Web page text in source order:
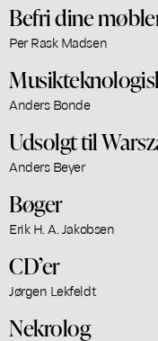
Befri dine
Per Rask Madsen
Anders Bonde
Udsolgt til
Anders Beyer
Bøger
Erik H. A. Jakobsen
CD’er
Jørgen Lekfeldt
Nekrolog